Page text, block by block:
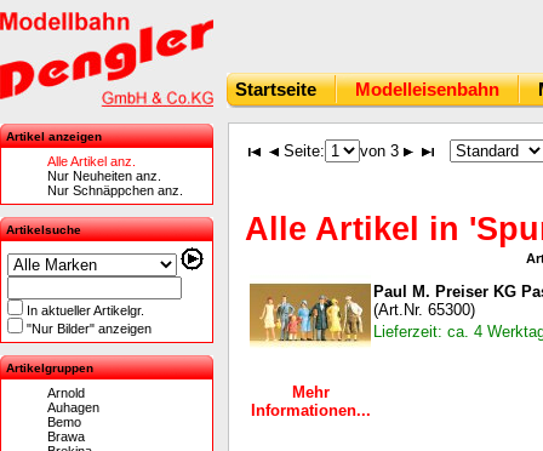
Startseite Modelleisenbahn
Artikel anzeigen
Alle Artikel anz.
Nur Neuheiten anz.
Nur Schnäppchen anz.
Artikelsuche
In aktueller Artikelgr.
"Nur Bilder" anzeigen
Artikelgruppen
Arnold
Auhagen
Bemo
Brawa
Seite: von 3
Alle Artikel in
Mehr
Informationen...
Paul M. Preiser KG
(Art.Nr. 65300)
Lieferzeit: ca. 4